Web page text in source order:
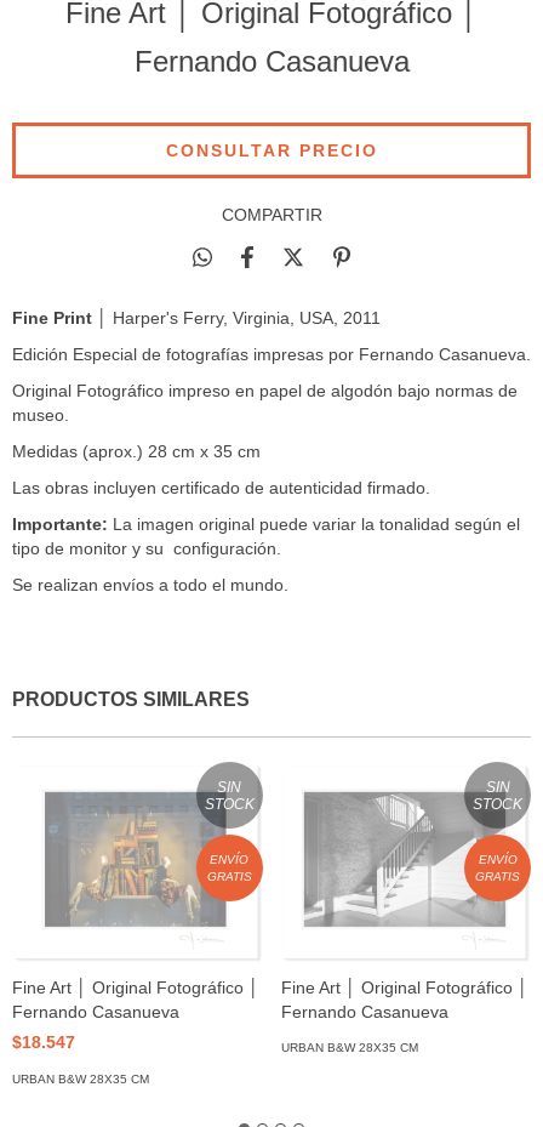
Fine Art │ Original Fotográfico │
Fernando Casanueva
COMPARTIR
Fine Print │ Harper's Ferry, Virginia, USA, 2011
Edición Especial de fotografías impresas por Fernando Casanueva.
Original Fotográfico impreso en papel de algodón bajo normas de
museo.
Medidas (aprox.) 28 cm x 35 cm
Las obras incluyen certificado de autenticidad firmado.
Importante: La imagen original puede variar la tonalidad según el
tipo de monitor y su configuración.
Se realizan envíos a todo el mundo.
PRODUCTOS SIMILARES
SIN
STOCK
ENVÍO
GRATIS
Fine Art │ Original Fotográfico │
Fernando Casanueva
$18.547
URBAN B&W 28X35 CM
SIN
STOCK
ENVÍO
GRATIS
Fine Art │ Original Fotográfico │
Fernando Casanueva
URBAN B&W 28X35 CM